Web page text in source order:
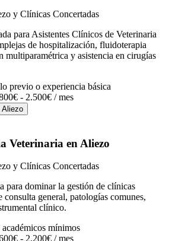
y Clínicas Concertadas
para Asistentes Clínicos de Veterinaria
de hospitalización, fluidoterapia
multiparamétrica y asistencia en cirugías
previo o experiencia básica
- 2.500€ / mes
Aliezo
Veterinaria en Aliezo
y Clínicas Concertadas
para dominar la gestión de clínicas
consulta general, patologías comunes,
clínico.
mínimos
- 2.200€ / mes